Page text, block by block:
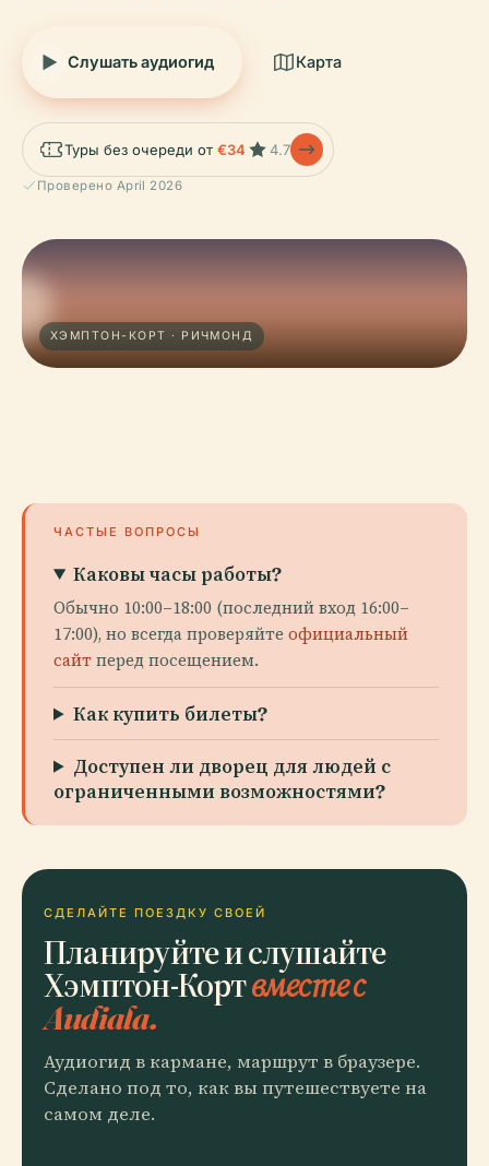
Слушать аудиогид Карта
Туры без очереди от €34 4.7
Проверено April 2026
ХЭМПТОН-КОРТ · РИЧМОНД
ЧАСТЫЕ ВОПРОСЫ
Каковы часы работы?
Обычно 10:00–18:00 (последний вход 16:00–
17:00), но всегда проверяйте официальный
сайтперед посещением.
Как купить билеты?
Доступен ли дворец для людей с
ограниченными возможностями?
СДЕЛАЙТЕ ПОЕЗДКУ СВОЕЙ
Планируйте и слушайте
Хэмптон-Кортвместе с
Audiala.
Аудиогид в кармане, маршрут в браузере.
Сделано под то, как вы путешествуете на
самом деле.